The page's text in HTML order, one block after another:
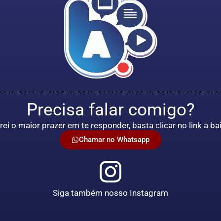
Precisa falar comigo?
o maior prazer em te responder, basta clicar no link a
Chamar no Whatsapp
Siga também nosso Instagram